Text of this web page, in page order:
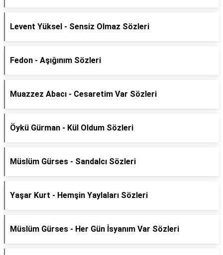
Levent Yüksel - Sensiz Olmaz Sözleri
Fedon - Aşığınım Sözleri
Muazzez Abacı - Cesaretim Var Sözleri
Öykü Gürman - Kül Oldum Sözleri
Müslüm Gürses - Sandalcı Sözleri
Yaşar Kurt - Hemşin Yaylaları Sözleri
Müslüm Gürses - Her Gün İsyanım Var Sözleri